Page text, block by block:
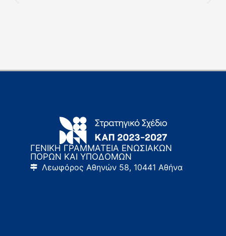
ΓΕΝΙΚΗ ΓΡΑΜΜΑΤΕΙΑ ΕΝΩΣΙΑΚΩΝ
ΠΟΡΩΝ ΚΑΙ ΥΠΟΔΟΜΩΝ
Λεωφόρος Αθηνών 58, 10441 Αθήνα